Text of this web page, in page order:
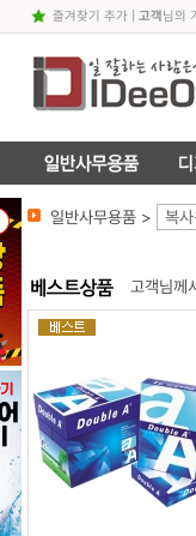
즐겨찾기 추가| 고객님의
일반사무용품 > 복
고객님께